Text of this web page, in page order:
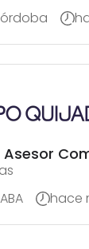
| Asesor
hace